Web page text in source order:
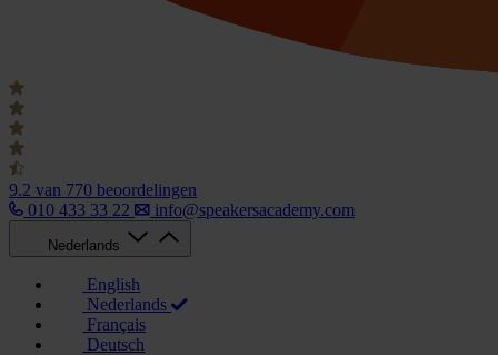
9.2 van 770 beoordelingen
010 433 33 22
info@speakersacademy.com
Nederlands
English
Nederlands
Français
Deutsch